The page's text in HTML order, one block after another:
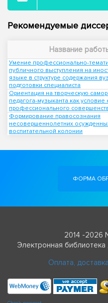
Рекомендуемые
Название
Умение профессионально-
публичного выступления на
языке в структуре содержания
подготовки специалиста
Ориентация на творческую
педагога-музыканта как условие
профессионального
Формирование правосознания
несовершеннолетних
воспитательной колонии
ФОРМА
2014 -2026
Электронная
Оплата,